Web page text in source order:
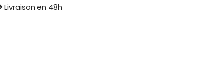
Livraison en 48h